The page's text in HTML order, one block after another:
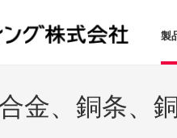
製
金、銅条、銅